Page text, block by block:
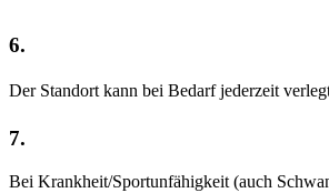
6.
Der Standort kann bei Bedarf jederzeit
7.
Bei Krankheit/Sportunfähigkeit (auch